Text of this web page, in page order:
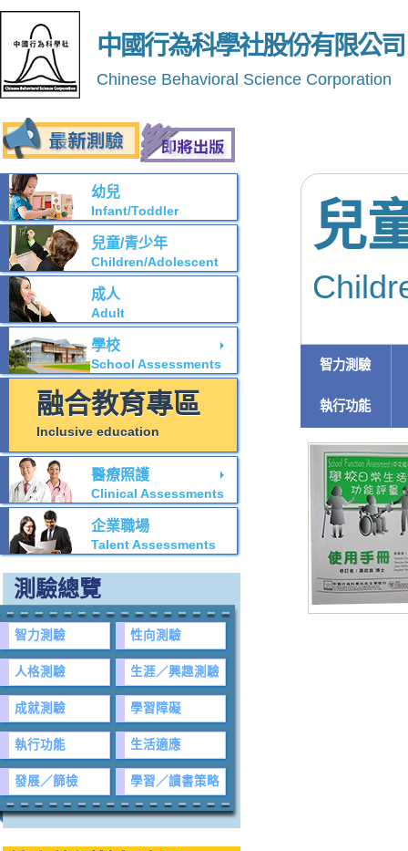
中國行為科學社股份有限公司
Chinese Behavioral Science Corporation
兒
智力測驗
執行功能
幼兒
Infant/Toddler
兒童/青少年
Children/Adolescent
成人
Adult
學校
School Assessments
融合教育專區
Inclusive education
醫療照護
Clinical Assessments
企業職場
Talent Assessments
測驗總覽
智力測驗 性向測驗
人格測驗 生涯／興趣測驗
成就測驗 學習障礙
執行功能 生活適應
發展／篩檢 學習／讀書策略